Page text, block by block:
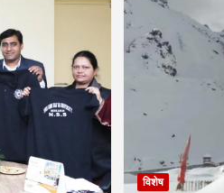
विशेष